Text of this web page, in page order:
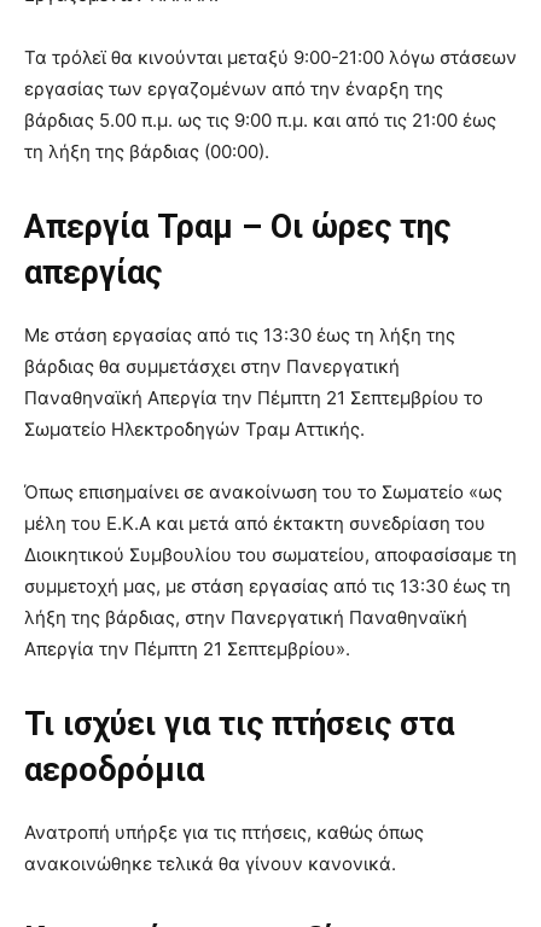
Τα τρόλεϊ θα κινούνται μεταξύ 9:00-21:00 λόγω στάσεων
εργασίας των εργαζομένων από την έναρξη της
βάρδιας 5.00 π.μ. ως τις 9:00 π.μ. και από τις 21:00 έως
τη λήξη της βάρδιας (00:00).
Απεργία Τραμ – Οι ώρες της
απεργίας
Με στάση εργασίας από τις 13:30 έως τη λήξη της
βάρδιας θα συμμετάσχει στην Πανεργατική
Παναθηναϊκή Απεργία την Πέμπτη 21 Σεπτεμβρίου το
Σωματείο Ηλεκτροδηγών Τραμ Αττικής.
Όπως επισημαίνει σε ανακοίνωση του το Σωματείο «ως
μέλη του Ε.Κ.Α και μετά από έκτακτη συνεδρίαση του
Διοικητικού Συμβουλίου του σωματείου, αποφασίσαμε τη
συμμετοχή μας, με στάση εργασίας από τις 13:30 έως τη
λήξη της βάρδιας, στην Πανεργατική Παναθηναϊκή
Απεργία την Πέμπτη 21 Σεπτεμβρίου».
Τι ισχύει για τις πτήσεις στα
αεροδρόμια
Ανατροπή υπήρξε για τις πτήσεις, καθώς όπως
ανακοινώθηκε τελικά θα γίνουν κανονικά.